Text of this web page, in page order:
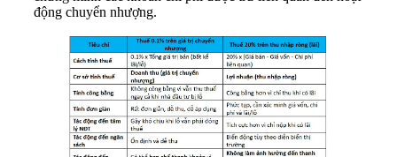
động chuyển nhượng.